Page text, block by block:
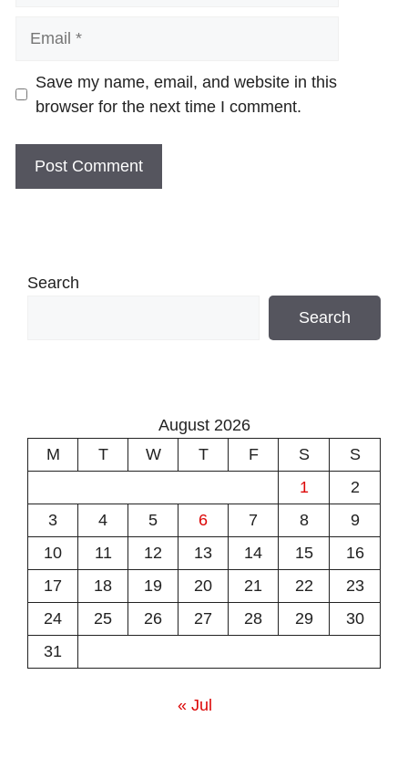
Website
Save my name, email, and website in this
browser for the next time I comment.
Search
Search
August 2026
M
T W T F S
S
1
2
3
4 5 6 7 8
9
10
11 12 13 14 15
16
17
18 19 20 21 22
23
24
25 26 27 28 29
30
31
« Jul